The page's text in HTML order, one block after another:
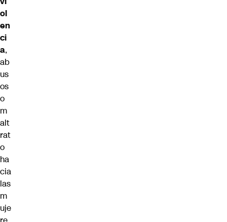
ol
en
ci
a,
ab
us
os
o
m
alt
rat
o
ha
cia
las
m
uje